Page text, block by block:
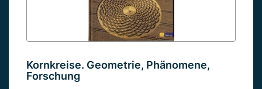
Kornkreise. Geometrie, Phänomene,
Forschung